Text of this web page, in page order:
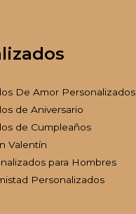
De Amor Personalizados
de Aniversario
de Cumpleaños
Valentín
para Hombres
Personalizados